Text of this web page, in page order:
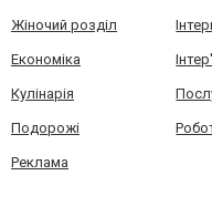
Жіночий розділ
Економіка
Кулінарія
Подорожі
Реклама